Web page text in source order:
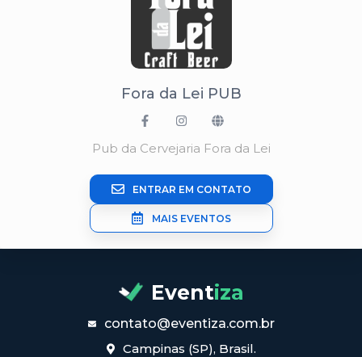
Fora da Lei PUB
Pub da Cervejaria Fora da Lei
ENTRAR EM CONTATO
MAIS EVENTOS
Eventiza
contato@eventiza.com.br
Campinas (SP), Brasil.